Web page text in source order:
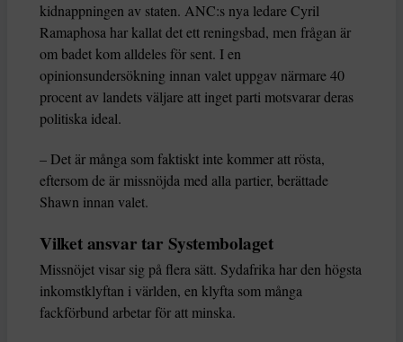
kidnappningen av staten. ANC:s nya ledare Cyril
Ramaphosa har kallat det ett reningsbad, men frågan är
om badet kom alldeles för sent. I en
opinionsundersökning innan valet uppgav närmare 40
procent av landets väljare att inget parti motsvarar deras
politiska ideal.
– Det är många som faktiskt inte kommer att rösta,
eftersom de är missnöjda med alla partier, berättade
Shawn innan valet.
Vilket ansvar tar Systembolaget
Missnöjet visar sig på flera sätt. Sydafrika har den högsta
inkomstklyftan i världen, en klyfta som många
fackförbund arbetar för att minska.